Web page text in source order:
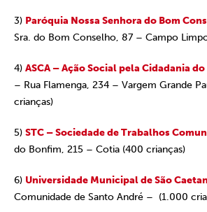
3) Paróquia Nossa Senhora do Bom
Sra. do Bom Conselho, 87 – Campo
4) ASCA – Ação Social pela Cidadania
– Rua Flamenga, 234 – Vargem Grande
crianças)
5) STC – Sociedade de Trabalhos
do Bonfim, 215 – Cotia (400 crianças)
6) Universidade Municipal de São
Comunidade de Santo André – (1.000